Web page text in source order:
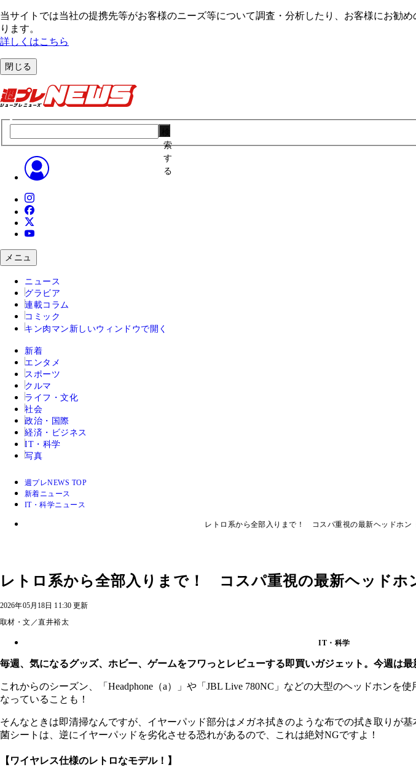
当サイトでは当社の提携先等がお客様のニーズ等について調査・分析したり、お客様にお勧
ります。
詳しくはこちら
閉じる
索
す
る
メニュ
ニュース
グラビア
連載コラム
コミック
キン肉マン 新しいウィンドウで開く
新着
エンタメ
スポーツ
クルマ
ライフ・文化
社会
政治・国際
経済・ビジネス
IT・科学
写真
週プレNEWS TOP
新着ニュース
IT・科学ニュース
レトロ系から全部入りまで！ コスパ重視の最新ヘッドホン
レトロ系から全部入りまで！ コスパ重視の最新ヘッドホ
2026年05月18日 11:30 更新
取材・文／直井裕太
IT・科学
毎週、気になるグッズ、ホビー、ゲームをフワっとレビューする即買いガジェット。今週は最
これからのシーズン、「Headphone（a）」や「JBL Live 780NC」などの大型のヘッドホン
なっていることも！
そんなときは即清掃なんですが、イヤーパッド部分はメガネ拭きのような布での拭き取りが
菌シートは、逆にイヤーパッドを劣化させる恐れがあるので、これは絶対NGですよ！
【ワイヤレス仕様のレトロなモデル！】